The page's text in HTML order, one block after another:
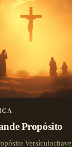
Propósito